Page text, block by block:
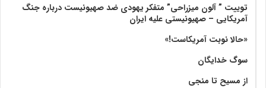
توییت ” آلون میزراحی” متفکر یهودی ضد صهیونیست درباره جنگ
آمریکایی – صهیونیستی علیه ایران
«حالا نوبت آمریکاست!»
سوگ خدایگان
از مسیح تا منجی